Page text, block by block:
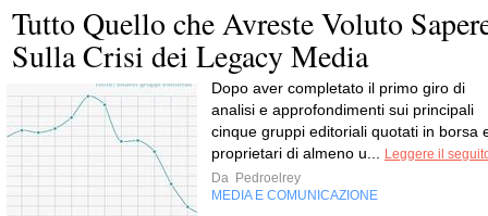
Tutto Quello che Avreste Voluto
Sulla Crisi dei Legacy Media
Dopo aver com­ple­tato il primo giro di
ana­lisi e appro­fon­di­menti sui prin­ci­pali
cin­que gruppi edi­to­riali quo­tati in borsa
pro­prie­tari di almeno u...
Leggere il
Da Pedroelrey
MEDIA E COMUNICAZIONE